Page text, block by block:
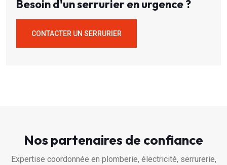
Besoin d'un serrurier en urgence ?
CONTACTER UN SERRURIER
Nos partenaires de confiance
Expertise coordonnée en plomberie, électricité, serrurerie,